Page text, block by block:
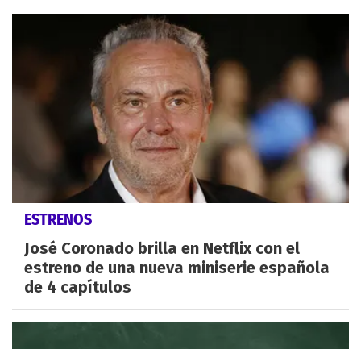
ESTRENOS
José Coronado brilla en Netflix con el
estreno de una nueva miniserie española
de 4 capítulos